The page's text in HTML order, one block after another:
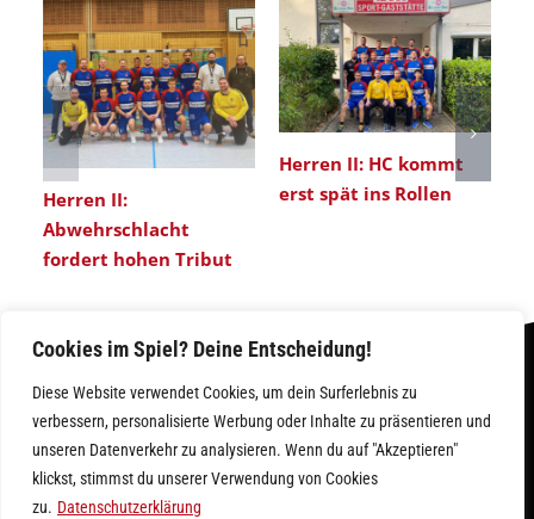
Cookies im Spiel? Deine Entscheidung!
Diese Website verwendet Cookies, um dein Surferlebnis zu
verbessern, personalisierte Werbung oder Inhalte zu präsentieren und
unseren Datenverkehr zu analysieren. Wenn du auf "Akzeptieren"
klickst, stimmst du unserer Verwendung von Cookies
zu. Datenschutzerklärung
Herren II:
Abwehrschlacht
fordert hohen Tribut
Herren II: HC kommt
erst spät ins Rollen
DATENSCHUTZ